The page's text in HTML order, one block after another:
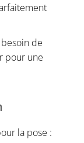
de
pour une
la pose :